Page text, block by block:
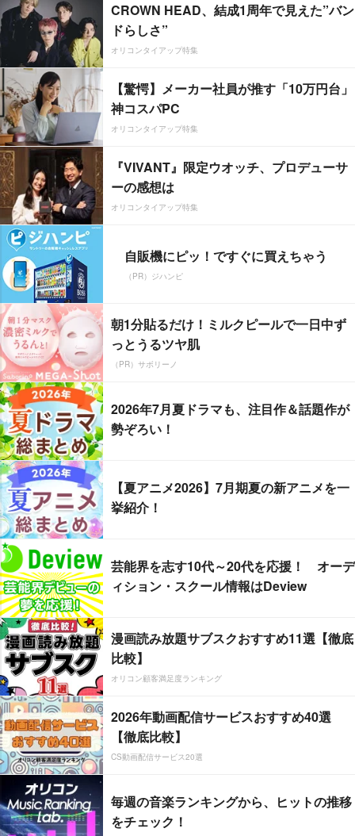
CROWN HEAD、結成1周年で見えた”バン
ドらしさ”
オリコンタイアップ特集
【驚愕】メーカー社員が推す「10万円台」
神コスパPC
オリコンタイアップ特集
『VIVANT』限定ウオッチ、プロデューサ
ーの感想は
オリコンタイアップ特集
自販機にピッ！ですぐに買えちゃう
（PR）ジハンピ
朝1分貼るだけ！ミルクピールで一日中ず
っとうるツヤ肌
（PR）サボリーノ
2026年7月夏ドラマも、注目作＆話題作が
勢ぞろい！
【夏アニメ2026】7月期夏の新アニメを一
挙紹介！
芸能界を志す10代～20代を応援！ オーデ
ィション・スクール情報はDeview
漫画読み放題サブスクおすすめ11選【徹底
比較】
オリコン顧客満足度ランキング
2026年動画配信サービスおすすめ40選
【徹底比較】
CS動画配信サービス20選
毎週の音楽ランキングから、ヒットの推移
をチェック！